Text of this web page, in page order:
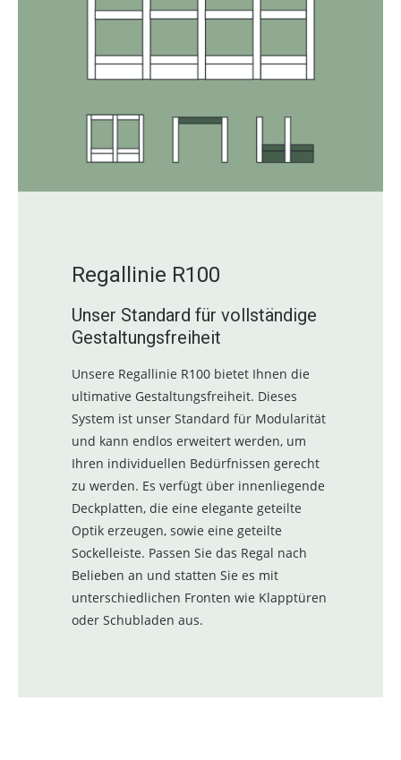
Regallinie R100
Unser Standard für vollständige
Gestaltungsfreiheit
Unsere Regallinie R100 bietet Ihnen die
ultimative Gestaltungsfreiheit. Dieses
System ist unser Standard für Modularität
und kann endlos erweitert werden, um
Ihren individuellen Bedürfnissen gerecht
zu werden. Es verfügt über innenliegende
Deckplatten, die eine elegante geteilte
Optik erzeugen, sowie eine geteilte
Sockelleiste. Passen Sie das Regal nach
Belieben an und statten Sie es mit
unterschiedlichen Fronten wie Klapptüren
oder Schubladen aus.